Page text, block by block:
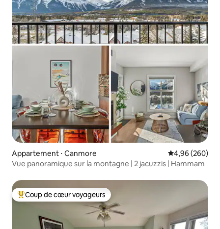
Appartement ⋅ Canmore Évaluation
4,96 (260)
Vue panoramique sur la montagne | 2 jacuzzis | Hammam
Coups de cœur voyageurs les plus appréciés
Coup de cœur voyageurs